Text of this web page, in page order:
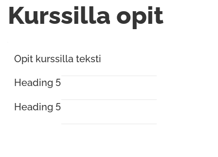
Kurssilla opit
Opit kurssilla teksti
Heading 5
Heading 5